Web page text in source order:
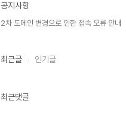
공지사항
2차 도메인 변경으로 인한 접속 오류 안내
최근글 인기글
최근댓글